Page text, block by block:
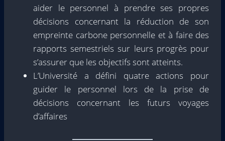
aider le personnel à prendre ses propres
décisions concernant la réduction de son
empreinte carbone personnelle et à faire des
rapports semestriels sur leurs progrès pour
s’assurer que les objectifs sont atteints.
L’Université a défini quatre actions pour
guider le personnel lors de la prise de
décisions concernant les futurs voyages
d’affaires